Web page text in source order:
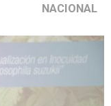
NACIONAL